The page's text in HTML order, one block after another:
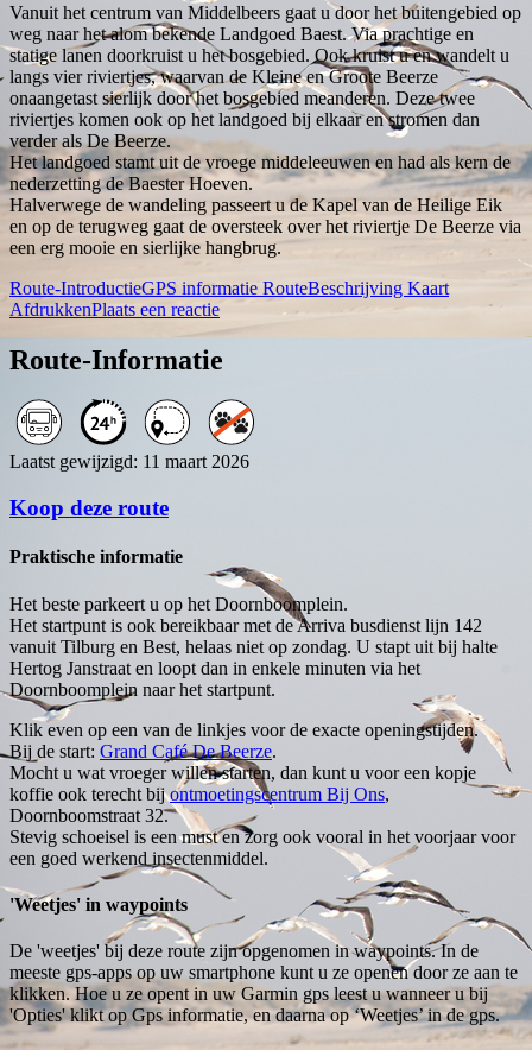
Vanuit het centrum van Middelbeers gaat u door het buitengebied op
weg naar het alom bekende Landgoed Baest. Via prachtige en
statige lanen doorkruist u het bosgebied. Ook kruist u en wandelt u
langs vier riviertjes, waarvan de Kleine en Groote Beerze
onaangetast sierlijk door het bosgebied meanderen. Deze twee
riviertjes komen ook op het landgoed bij elkaar en stromen dan
verder als De Beerze.
Het landgoed stamt uit de vroege middeleeuwen en had als kern de
nederzetting de Baester Hoeven.
Halverwege de wandeling passeert u de Kapel van de Heilige Eik
en op de terugweg gaat de oversteek over het riviertje De Beerze via
een erg mooie en sierlijke hangbrug.
Route-IntroductieGPS informatie RouteBeschrijving Kaart
AfdrukkenPlaats een reactie
Route-Informatie
Laatst gewijzigd: 11 maart 2026
Koop deze route
Praktische informatie
Het beste parkeert u op het Doornboomplein.
Het startpunt is ook bereikbaar met de Arriva busdienst lijn 142
vanuit Tilburg en Best, helaas niet op zondag. U stapt uit bij halte
Hertog Janstraat en loopt dan in enkele minuten via het
Doornboomplein naar het startpunt.
Klik even op een van de linkjes voor de exacte openingstijden.
Bij de start: Grand Café De Beerze.
Mocht u wat vroeger willen starten, dan kunt u voor een kopje
koffie ook terecht bijontmoetingscentrum Bij Ons,
Doornboomstraat 32.
Stevig schoeisel is een must en zorg ook vooral in het voorjaar voor
een goed werkend insectenmiddel.
'Weetjes' in waypoints
De 'weetjes' bij deze route zijn opgenomen in waypoints. In de
meeste gps-apps op uw smartphone kunt u ze openen door ze aan te
klikken. Hoe u ze opent in uw Garmin gps leest u wanneer u bij
'Opties' klikt op Gps informatie, en daarna op ‘Weetjes’ in de gps.